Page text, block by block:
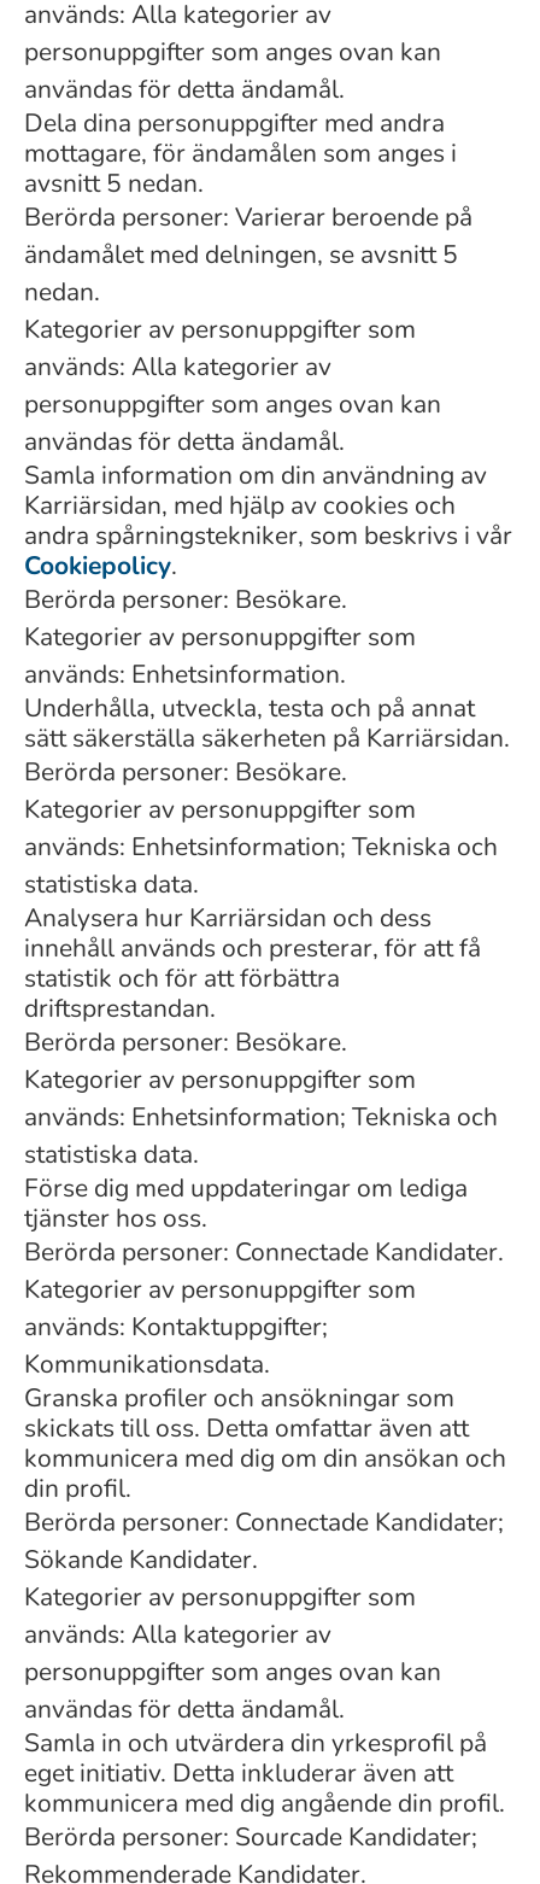
används: Alla kategorier av
personuppgifter som anges ovan kan
användas för detta ändamål.
Dela dina personuppgifter med andra
mottagare, för ändamålen som anges i
avsnitt 5 nedan.
Berörda personer: Varierar beroende på
ändamålet med delningen, se avsnitt 5
nedan.
Kategorier av personuppgifter som
används: Alla kategorier av
personuppgifter som anges ovan kan
användas för detta ändamål.
Samla information om din användning av
Karriärsidan, med hjälp av cookies och
andra spårningstekniker, som beskrivs i vår
Cookiepolicy.
Berörda personer: Besökare.
Kategorier av personuppgifter som
används: Enhetsinformation.
Underhålla, utveckla, testa och på annat
sätt säkerställa säkerheten på Karriärsidan.
Berörda personer: Besökare.
Kategorier av personuppgifter som
används: Enhetsinformation; Tekniska och
statistiska data.
Analysera hur Karriärsidan och dess
innehåll används och presterar, för att få
statistik och för att förbättra
driftsprestandan.
Berörda personer: Besökare.
Kategorier av personuppgifter som
används: Enhetsinformation; Tekniska och
statistiska data.
Förse dig med uppdateringar om lediga
tjänster hos oss.
Berörda personer: Connectade Kandidater.
Kategorier av personuppgifter som
används: Kontaktuppgifter;
Kommunikationsdata.
Granska profiler och ansökningar som
skickats till oss. Detta omfattar även att
kommunicera med dig om din ansökan och
din profil.
Berörda personer: Connectade Kandidater;
Sökande Kandidater.
Kategorier av personuppgifter som
används: Alla kategorier av
personuppgifter som anges ovan kan
användas för detta ändamål.
Samla in och utvärdera din yrkesprofil på
eget initiativ. Detta inkluderar även att
kommunicera med dig angående din profil.
Berörda personer: Sourcade Kandidater;
Rekommenderade Kandidater.